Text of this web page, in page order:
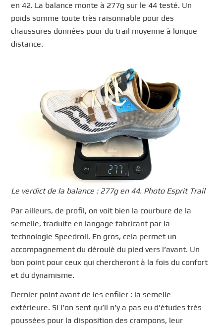
en 42. La balance monte à 277g sur le 44 testé. Un
poids somme toute très raisonnable pour des
chaussures données pour du trail moyenne à longue
distance.
Le verdict de la balance : 277g en 44. Photo Esprit Trail
Par ailleurs, de profil, on voit bien la courbure de la
semelle, traduite en langage fabricant par la
technologie Speedroll. En gros, cela permet un
accompagnement du déroulé du pied vers l’avant. Un
bon point pour ceux qui chercheront à la fois du confort
et du dynamisme.
Dernier point avant de les enfiler : la semelle
extérieure. Si l’on sent qu’il n’y a pas eu d’études très
poussées pour la disposition des crampons, leur